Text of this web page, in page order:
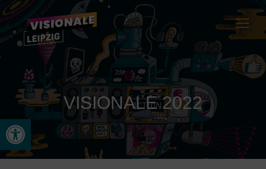
Open toolbar
VISIONALE 2022